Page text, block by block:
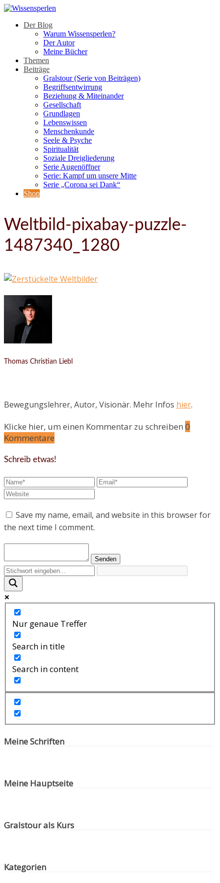
Der Blog
Warum Wissensperlen?
Der Autor
Meine Bücher
Themen
Beiträge
Gralstour (Serie von Beiträgen)
Begriffsentwirrung
Beziehung & Miteinander
Gesellschaft
Grundlagen
Lebenswissen
Menschenkunde
Seele & Psyche
Spiritualität
Soziale Dreigliederung
Serie Augenöffner
Serie: Kampf um unsere Mitte
Serie „Corona sei Dank“
Shop
Weltbild-pixabay-puzzle-
1487340_1280
Thomas Christian Liebl
Bewegungslehrer, Autor, Visionär. Mehr Infos hier.
Klicke hier, um einen Kommentar zu schreiben 0
Kommentare
Schreib etwas!
Save my name, email, and website in this browser for
the next time I comment.
Nur genaue Treffer
Search in title
Search in content
Meine Schriften
Meine Hauptseite
Gralstour als Kurs
Kategorien